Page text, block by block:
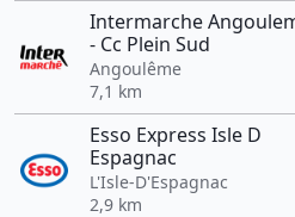
Intermarche
- Cc Plein Sud
Angoulême
7,1 km
Esso Express Isle D
Espagnac
L'Isle-D'Espagnac
2,9 km